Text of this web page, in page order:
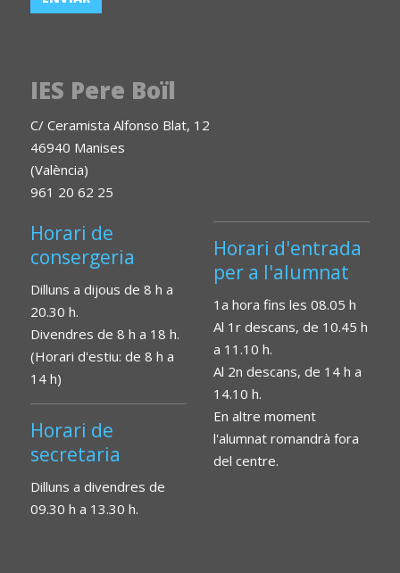
IES Pere Boïl
C/ Ceramista Alfonso Blat, 12
46940 Manises
(València)
961 20 62 25
Horari de
consergeria
Dilluns a dijous de 8 h a
20.30 h.
Divendres de 8 h a 18 h.
(Horari d'estiu: de 8 h a
14 h)
Horari de
secretaria
Dilluns a divendres de
09.30 h a 13.30 h.
Horari d'entrada
per a l'alumnat
1a hora fins les 08.05 h
Al 1r descans, de 10.45 h
a 11.10 h.
Al 2n descans, de 14 h a
14.10 h.
En altre moment
l'alumnat romandrà fora
del centre.